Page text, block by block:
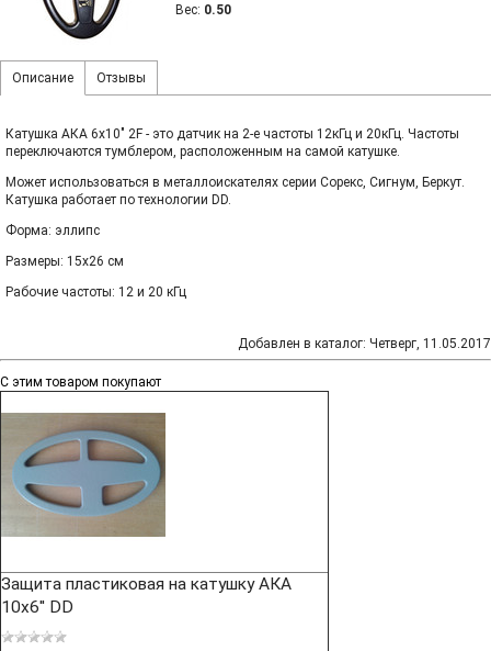
Вес: 0.50
Описание Отзывы
Катушка АКА 6х10" 2F - это датчик на 2-е частоты 12кГц и 20кГц. Частоты
переключаются тумблером, расположенным на самой катушке.
Может использоваться в металлоискателях серии Сорекс, Сигнум, Беркут.
Катушка работает по технологии DD.
Форма: эллипс
Размеры: 15х26 см
Рабочие частоты: 12 и 20 кГц
Добавлен в каталог: Четверг, 11.05.2017
С этим товаром покупают
Защита пластиковая на катушку АКА
10x6'' DD